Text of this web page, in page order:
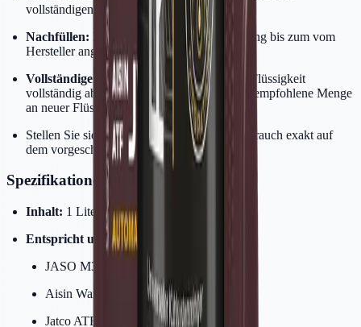
vollständigen Wechsel des Getriebeöls.
Nachfüllen: Füllen Sie über die Einfüllöffnung bis zum vom
Hersteller angegebenen Niveau auf.
Vollständiger Wechsel:
Lassen Sie die alte Flüssigkeit
vollständig ab und ersetzen Sie sie durch die empfohlene Menge
an neuer Flüssigkeit.
Stellen Sie sicher, dass der Ölstand nach Gebrauch exakt auf
dem vorgeschriebenen Niveau steht.
Spezifikationen
Inhalt: 1 Liter
Entspricht u.a.:
JASO M315, Typ 1A
Aisin Warner JWS 3309
Jatco ATF 3100 PL085